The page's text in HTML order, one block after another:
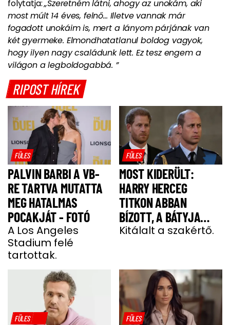
folytatja:„Szeretném látni, ahogy az unokám, aki
most múlt 14 éves, felnő... Illetve vannak már
fogadott unokáim is, mert a lányom párjának van
két gyermeke. Elmondhatatlanul boldog vagyok,
hogy ilyen nagy családunk lett. Ez tesz engem a
világon a legboldogabbá. ”
RIPOST HÍREK
FÜLES
PALVIN BARBI A VB-
RE TARTVA MUTATTA
MEG HATALMAS
POCAKJÁT - FOTÓ
A Los Angeles
Stadium felé
tartottak.
FÜLES
MOST KIDERÜLT:
HARRY HERCEG
TITKON ABBAN
BÍZOTT, A BÁTYJA
KÖNYÖRÖGNI FOG NEKI
Kitálalt a szakértő.
FÜLES FÜLES